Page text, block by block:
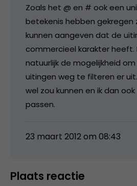
Zoals het @ en # ook een
betekenis hebben gekregen
kunnen aangeven dat de
commercieel karakter
natuurlijk de mogelijkheid
uitingen weg te filteren er
wel zou kunnen en ik dan
passen.
23 maart 2012 om 08:43
Plaats reactie